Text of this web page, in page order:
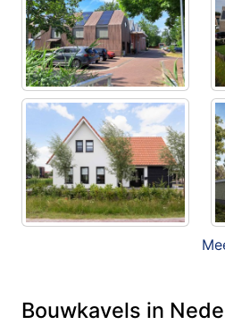
Bouwkavels in